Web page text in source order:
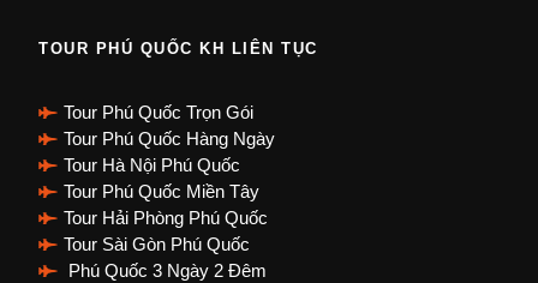
TOUR PHÚ QUỐC KH LIÊN TỤC
Tour Phú Quốc Trọn Gói
Tour Phú Quốc Hàng Ngày
Tour Hà Nội Phú Quốc
Tour Phú Quốc Miền Tây
Tour Hải Phòng Phú Quốc
Tour Sài Gòn Phú Quốc
Phú Quốc 3 Ngày 2 Đêm